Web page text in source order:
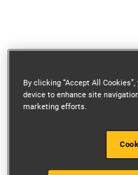
By clicking “Accept All
device to enhance site
marketing efforts.